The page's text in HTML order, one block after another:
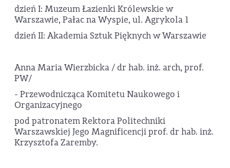
dzień I: Muzeum Łazienki Królewskie w
Warszawie, Pałac na Wyspie, ul. Agrykola 1
dzień II: Akademia Sztuk Pięknych w Warszawie
Anna Maria Wierzbicka / dr hab. inż. arch, prof.
PW/
- Przewodnicząca Komitetu Naukowego i
Organizacyjnego
pod patronatem Rektora Politechniki
Warszawskiej Jego Magnificencji prof. dr hab. inż.
Krzysztofa Zaremby.